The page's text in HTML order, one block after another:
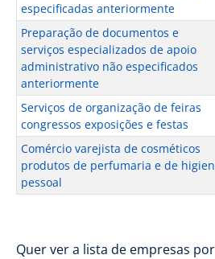
especificadas anteriormente
Preparação de documentos e
serviços especializados de apoio
administrativo não especificados
anteriormente
Serviços de organização de feiras
congressos exposições e festas
Comércio varejista de cosméticos
produtos de perfumaria e de
pessoal
Quer ver a lista de empresas por